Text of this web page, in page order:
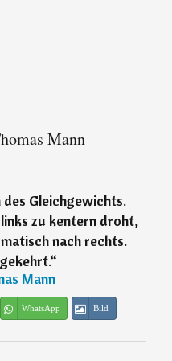
Mann
des Gleichgewichts.
zu kentern droht,
nach rechts.
“
Mann
WhatsApp Bild